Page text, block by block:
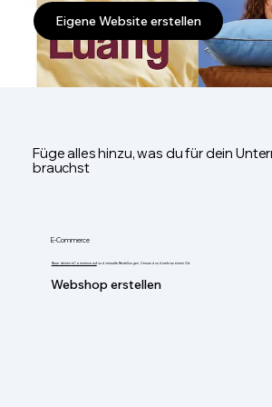
Eigene Website erstellen
Füge alles hinzu, was du für dein
brauchst
E-Commerce
Baue deinen eCommerce aufund verwalte Bestellungen, Versand und mehr an einem Ort.
Webshop erstellen